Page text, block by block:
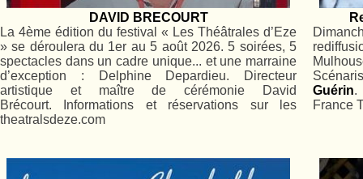
DAVID BRECOURT
La 4ème édition du festival « Les Théâtrales d’Eze
» se déroulera du 1er au 5 août 2026. 5 soirées, 5
spectacles dans un cadre unique... et une marraine
d’exception : Delphine Depardieu. Directeur
artistique et maître de cérémonie David
Brécourt. Informations et réservations sur les
theatralsdeze.com
Guérin.
France